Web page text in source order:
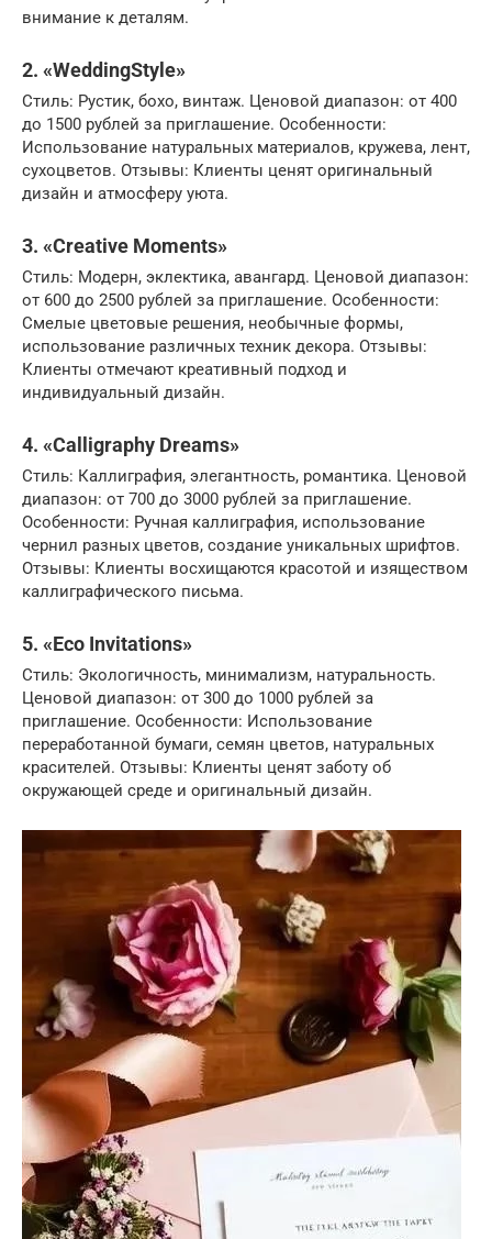
внимание к деталям.
2. «WeddingStyle»
Стиль: Рустик, бохо, винтаж. Ценовой диапазон: от 400
до 1500 рублей за приглашение. Особенности:
Использование натуральных материалов, кружева, лент,
сухоцветов. Отзывы: Клиенты ценят оригинальный
дизайн и атмосферу уюта.
3. «Creative Moments»
Стиль: Модерн, эклектика, авангард. Ценовой диапазон:
от 600 до 2500 рублей за приглашение. Особенности:
Смелые цветовые решения, необычные формы,
использование различных техник декора. Отзывы:
Клиенты отмечают креативный подход и
индивидуальный дизайн.
4. «Calligraphy Dreams»
Стиль: Каллиграфия, элегантность, романтика. Ценовой
диапазон: от 700 до 3000 рублей за приглашение.
Особенности: Ручная каллиграфия, использование
чернил разных цветов, создание уникальных шрифтов.
Отзывы: Клиенты восхищаются красотой и изяществом
каллиграфического письма.
5. «Eco Invitations»
Стиль: Экологичность, минимализм, натуральность.
Ценовой диапазон: от 300 до 1000 рублей за
приглашение. Особенности: Использование
переработанной бумаги, семян цветов, натуральных
красителей. Отзывы: Клиенты ценят заботу об
окружающей среде и оригинальный дизайн.